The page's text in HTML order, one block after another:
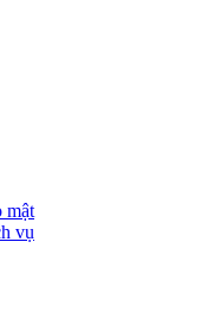
mật
vụ